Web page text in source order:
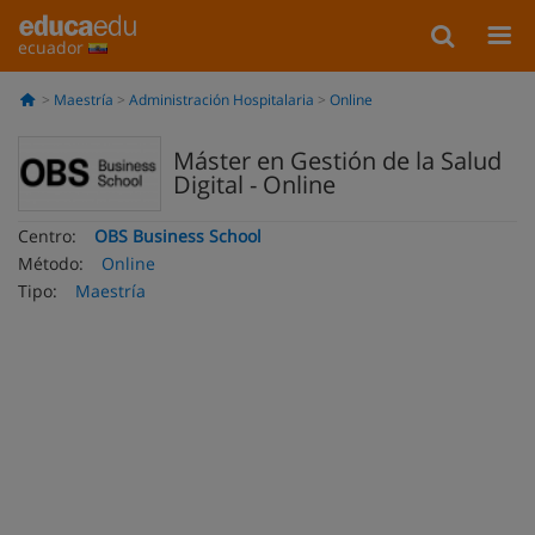
ecuador
Maestría Administración Hospitalaria Online
Máster en Gestión de la Salud
Digital - Online
Centro:
OBS Business School
Método:
Online
Tipo:
Maestría